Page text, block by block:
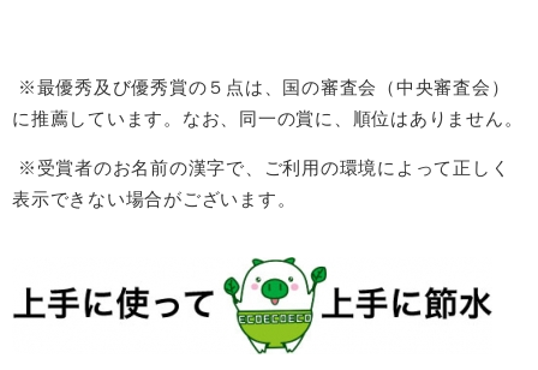
※最優秀及び優秀賞の５点は、国の審査会（中央審査会）
に推薦しています。なお、同一の賞に、順位はありません。
※受賞者のお名前の漢字で、ご利用の環境によって正しく
表示できない場合がございます。